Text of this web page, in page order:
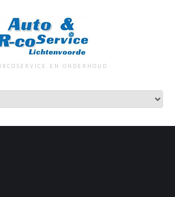
EN ONDERHOUD